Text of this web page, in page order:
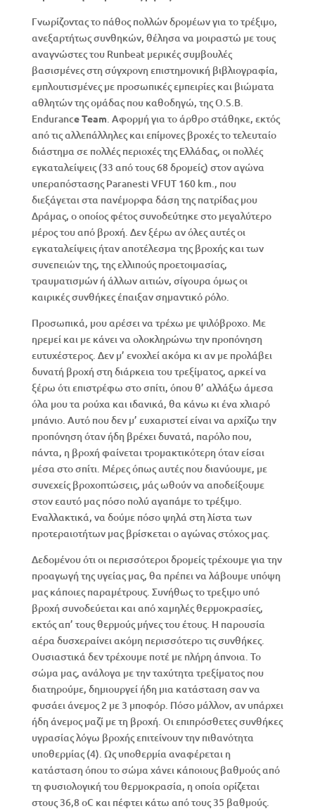
Γνωρίζοντας το πάθος πολλών δρομέων για το τρέξιμο,
ανεξαρτήτως συνθηκών, θέλησα να μοιραστώ με τους
αναγνώστες του Runbeat μερικές συμβουλές
βασισμένες στη σύγχρονη επιστημονική βιβλιογραφία,
εμπλουτισμένες με προσωπικές εμπειρίες και βιώματα
αθλητών της ομάδας που καθοδηγώ, της O.S.B.
Endurance Team. Αφορμή για το άρθρο στάθηκε, εκτός
από τις αλλεπάλληλες και επίμονες βροχές το τελευταίο
διάστημα σε πολλές περιοχές της Ελλάδας, οι πολλές
εγκαταλείψεις (33 από τους 68 δρομείς) στον αγώνα
υπεραπόστασης Paranesti VFUT 160 km., που
διεξάγεται στα πανέμορφα δάση της πατρίδας μου
Δράμας, ο οποίος φέτος συνοδεύτηκε στο μεγαλύτερο
μέρος του από βροχή. Δεν ξέρω αν όλες αυτές οι
εγκαταλείψεις ήταν αποτέλεσμα της βροχής και των
συνεπειών της, της ελλιπούς προετοιμασίας,
τραυματισμών ή άλλων αιτιών, σίγουρα όμως οι
καιρικές συνθήκες έπαιξαν σημαντικό ρόλο.
Προσωπικά, μου αρέσει να τρέχω με ψιλόβροχο. Με
ηρεμεί και με κάνει να ολοκληρώνω την προπόνηση
ευτυχέστερος. Δεν μ’ ενοχλεί ακόμα κι αν με προλάβει
δυνατή βροχή στη διάρκεια του τρεξίματος, αρκεί να
ξέρω ότι επιστρέφω στο σπίτι, όπου θ’ αλλάξω άμεσα
όλα μου τα ρούχα και ιδανικά, θα κάνω κι ένα χλιαρό
μπάνιο. Αυτό που δεν μ’ ευχαριστεί είναι να αρχίζω την
προπόνηση όταν ήδη βρέχει δυνατά, παρόλο που,
πάντα, η βροχή φαίνεται τρομακτικότερη όταν είσαι
μέσα στο σπίτι. Μέρες όπως αυτές που διανύουμε, με
συνεχείς βροχοπτώσεις, μάς ωθούν να αποδείξουμε
στον εαυτό μας πόσο πολύ αγαπάμε το τρέξιμο.
Εναλλακτικά, να δούμε πόσο ψηλά στη λίστα των
προτεραιοτήτων μας βρίσκεται ο αγώνας στόχος μας.
Δεδομένου ότι οι περισσότεροι δρομείς τρέχουμε για την
προαγωγή της υγείας μας, θα πρέπει να λάβουμε υπόψη
μας κάποιες παραμέτρους. Συνήθως το τρεξιμο υπό
βροχή συνοδεύεται και από χαμηλές θερμοκρασίες,
εκτός απ’ τους θερμούς μήνες του έτους. Η παρουσία
αέρα δυσχεραίνει ακόμη περισσότερο τις συνθήκες.
Ουσιαστικά δεν τρέχουμε ποτέ με πλήρη άπνοια. Το
σώμα μας, ανάλογα με την ταχύτητα τρεξίματος που
διατηρούμε, δημιουργεί ήδη μια κατάσταση σαν να
φυσάει άνεμος 2 με 3 μποφόρ. Πόσο μάλλον, αν υπάρχει
ήδη άνεμος μαζί με τη βροχή. Οι επιπρόσθετες συνθήκες
υγρασίας λόγω βροχής επιτείνουν την πιθανότητα
υποθερμίας (4). Ως υποθερμία αναφέρεται η
κατάσταση όπου το σώμα χάνει κάποιους βαθμούς από
τη φυσιολογική του θερμοκρασία, η οποία ορίζεται
στους 36,8 oC και πέφτει κάτω από τους 35 βαθμούς.